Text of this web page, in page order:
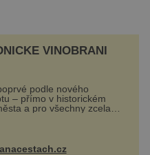
VINOBRANÍ
podle nového
– přímo v historickém
a pro všechny zcela
Hlavní program se
Návštěvníci se mohou těšit
burčák, pes...